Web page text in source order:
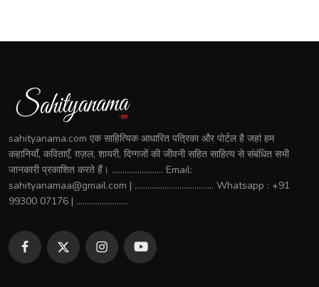
sahityanama.com एक साहित्यिक आधारित पत्रिका और पोर्टल है जहां हम
कहानियाँ, कविताएँ, ग़ज़ल, शायरी, दिग्गजों की जीवनी सहित साहित्य से संबंधित सभी
जानकारी प्रकाशित करते हैं। ........................ Email:
sahityanamaa@gmail.com | ..................................... Whatsapp : +91
99300 07176 | ........................